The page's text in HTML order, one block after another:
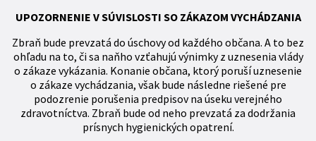
UPOZORNENIE V SÚVISLOSTI SO ZÁKAZOM VYCHÁDZANIA
Zbraň bude prevzatá do úschovy od každého občana. A to bez
ohľadu na to, či sa naňho vzťahujú výnimky z uznesenia vlády
o zákaze vykázania. Konanie občana, ktorý poruší uznesenie
o zákaze vychádzania, však bude následne riešené pre
podozrenie porušenia predpisov na úseku verejného
zdravotníctva. Zbraň bude od neho prevzatá za dodržania
prísnych hygienických opatrení.